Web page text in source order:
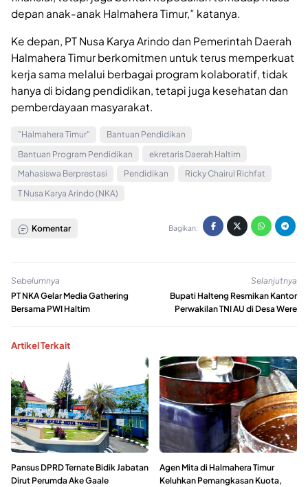
depan anak-anak Halmahera Timur,” katanya.
Ke depan, PT Nusa Karya Arindo dan Pemerintah Daerah
Halmahera Timur berkomitmen untuk terus memperkuat
kerja sama melalui berbagai program kolaboratif, tidak
hanya di bidang pendidikan, tetapi juga kesehatan dan
pemberdayaan masyarakat.
"Halmahera Timur"
Bantuan Pendidikan
Bantuan Program Pendidikan
ekretaris Daerah Haltim
Mahasiswa Berprestasi
Pendidikan
Ricky Chairul Richfat
T Nusa Karya Arindo (NKA)
Komentar Bagikan:
Sebelumnya
PT NKA Gelar Media Gathering
Bersama PWI Haltim
Selanjutnya
Bupati Halteng Resmikan Kantor
Perwakilan TNI AU di Desa Were
Artikel Terkait
Pansus DPRD Ternate Bidik Jabatan
Dirut Perumda Ake Gaale
Agen Mita di Halmahera Timur
Keluhkan Pemangkasan Kuota,